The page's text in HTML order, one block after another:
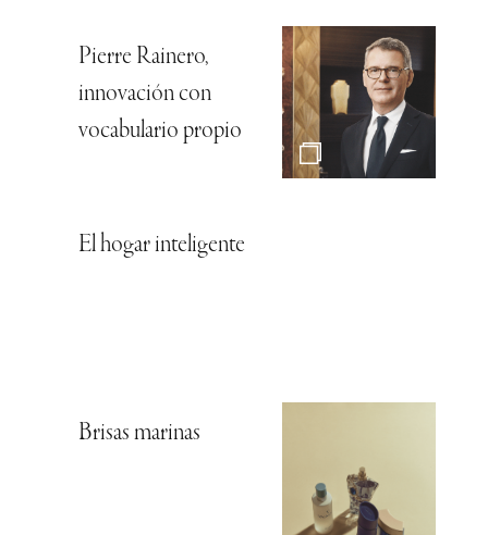
Pierre Rainero,
innovación con
vocabulario propio
El hogar inteligente
Brisas marinas